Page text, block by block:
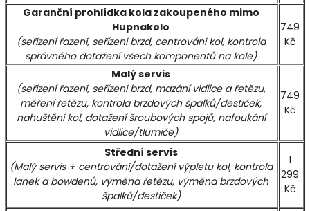
Garanční prohlídka kola zakoupeného mimo
Hupnakolo
(seřízení řazení, seřízení brzd, centrování kol, kontrola
správného dotažení všech komponentů na kole)
749
Kč
Malý servis
(seřízení řazení, seřízení brzd, mazání vidlice a řetězu,
měření řetězu, kontrola brzdových špalků/destiček,
nahuštění kol, dotažení šroubových spojů, nafoukání
vidlice/tlumiče)
749
Kč
Střední servis
(Malý servis + centrování/dotažení výpletu kol, kontrola
lanek a bowdenů, výměna řetězu, výměna brzdových
špalků/destiček)
1
299
Kč